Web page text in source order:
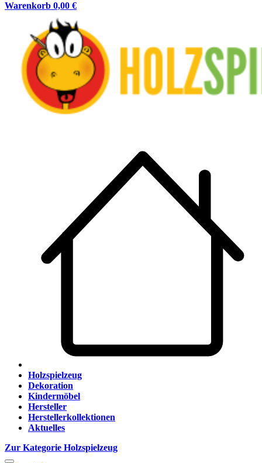
Warenkorb 0,00 €
Holzspielzeug
Dekoration
Kindermöbel
Hersteller
Herstellerkollektionen
Aktuelles
Zur Kategorie Holzspielzeug